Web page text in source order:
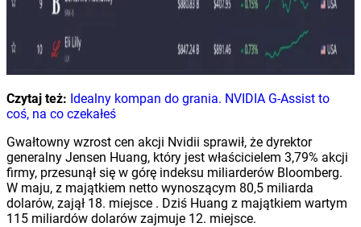
Czytaj też: Idealny kompan do grania. NVIDIA G-Assist to
coś, na co czekałeś
Gwałtowny wzrost cen akcji Nvidii sprawił, że dyrektor
generalny Jensen Huang, który jest właścicielem 3,79% akcji
firmy, przesunął się w górę indeksu miliarderów Bloomberg.
W maju, z majątkiem netto wynoszącym 80,5 miliarda
dolarów, zajął 18. miejsce . Dziś Huang z majątkiem wartym
115 miliardów dolarów zajmuje 12. miejsce.